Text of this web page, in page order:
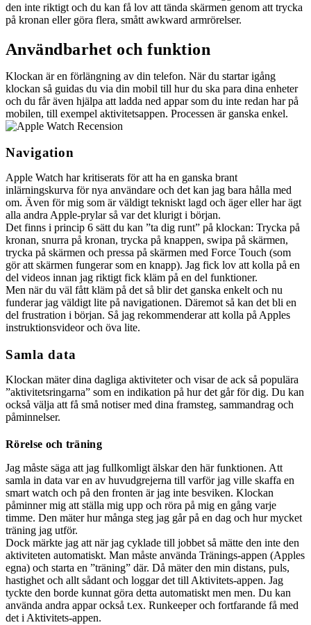
den inte riktigt och du kan få lov att tända skärmen genom att trycka
på kronan eller göra flera, smått awkward armrörelser.
Användbarhet och funktion
Klockan är en förlängning av din telefon. När du startar igång
klockan så guidas du via din mobil till hur du ska para dina enheter
och du får även hjälpa att ladda ned appar som du inte redan har på
mobilen, till exempel aktivitetsappen. Processen är ganska enkel.
Navigation
Apple Watch har kritiserats för att ha en ganska brant
inlärningskurva för nya användare och det kan jag bara hålla med
om. Även för mig som är väldigt tekniskt lagd och äger eller har ägt
alla andra Apple-prylar så var det klurigt i början.
Det finns i princip 6 sätt du kan ”ta dig runt” på klockan: Trycka på
kronan, snurra på kronan, trycka på knappen, swipa på skärmen,
trycka på skärmen och pressa på skärmen med Force Touch (som
gör att skärmen fungerar som en knapp). Jag fick lov att kolla på en
del videos innan jag riktigt fick kläm på en del funktioner.
Men när du väl fått kläm på det så blir det ganska enkelt och nu
funderar jag väldigt lite på navigationen. Däremot så kan det bli en
del frustration i början. Så jag rekommenderar att kolla på Apples
instruktionsvideor och öva lite.
Samla data
Klockan mäter dina dagliga aktiviteter och visar de ack så populära
”aktivitetsringarna” som en indikation på hur det går för dig. Du kan
också välja att få små notiser med dina framsteg, sammandrag och
påminnelser.
Rörelse och träning
Jag måste säga att jag fullkomligt älskar den här funktionen. Att
samla in data var en av huvudgrejerna till varför jag ville skaffa en
smart watch och på den fronten är jag inte besviken. Klockan
påminner mig att ställa mig upp och röra på mig en gång varje
timme. Den mäter hur många steg jag går på en dag och hur mycket
träning jag utför.
Dock märkte jag att när jag cyklade till jobbet så mätte den inte den
aktiviteten automatiskt. Man måste använda Tränings-appen (Apples
egna) och starta en ”träning” där. Då mäter den min distans, puls,
hastighet och allt sådant och loggar det till Aktivitets-appen. Jag
tyckte den borde kunnat göra detta automatiskt men men. Du kan
använda andra appar också t.ex. Runkeeper och fortfarande få med
det i Aktivitets-appen.